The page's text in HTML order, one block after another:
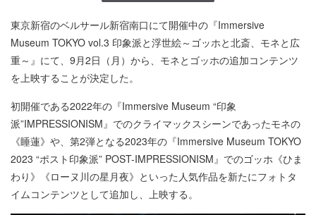
東京新宿のベルサール新宿南口にて開催中の『Immersive
Museum TOKYO vol.3 印象派と浮世絵～ゴッホと北斎、モネと広
重～』にて、9月2日（月）から、モネとゴッホの追加コンテンツ
を上映することが決定した。
初開催である2022年の『Immersive Museum “印象
派”IMPRESSIONISM』でのクライマックスシーンであったモネの
《睡蓮》や、第2弾となる2023年の『Immersive Museum TOKYO
2023 “ポスト印象派” POST-IMPRESSIONISM』でのゴッホ《ひま
わり》《ローヌ川の星月夜》といった人気作品を新たにフォトタ
イムコンテンツとして追加し、上映する。